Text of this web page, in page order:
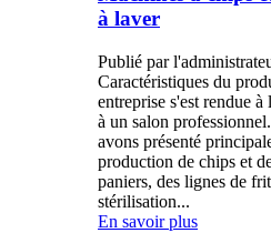
à laver
Publié par
Caractéristiques du
entreprise s'est rendue
à un salon
avons présenté
production de chips et
paniers, des lignes de
stérilisation...
En savoir plus